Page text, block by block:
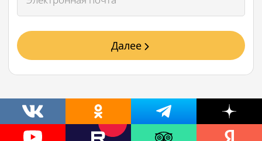
Далее